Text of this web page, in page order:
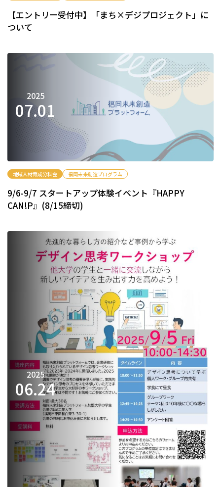
【エントリー受付中】「まち×デジプロジェクト」に
ついて
2025
07.01
地域人材育成分科会 福岡未来創造プログラム
9/6-9/7 スタートアップ体験イベント『HAPPY
CAN!P』(8/15締切)
2025
06.24